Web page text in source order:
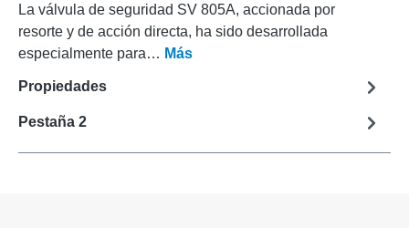
La válvula de seguridad SV 805A, accionada por
resorte y de acción directa, ha sido desarrollada
especialmente para… Más
Propiedades
Pestaña 2